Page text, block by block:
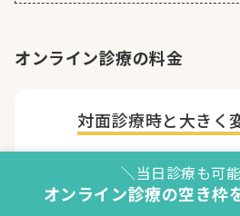
オンライン診療の料金
対面診療時と大きく
（例）3割負担の
＼当日診療も可
オンライン診療の空き枠